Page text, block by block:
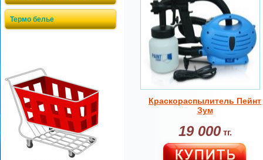
Термо белье
Краскораспылитель Пейнт
Зум
19 000тг.